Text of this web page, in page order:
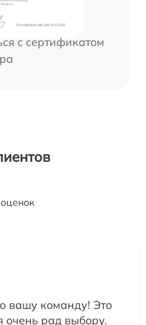
с сертификатом
вашу команду! Это
очень рад выбору.